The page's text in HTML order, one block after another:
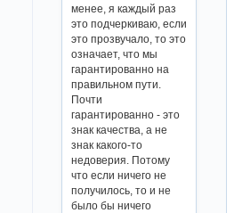
менее, я каждый раз
это подчеркиваю, если
это прозвучало, то это
означает, что мы
гарантированно на
правильном пути.
Почти
гарантированно - это
знак качества, а не
знак какого-то
недоверия. Потому
что если ничего не
получилось, то и не
было бы ничего